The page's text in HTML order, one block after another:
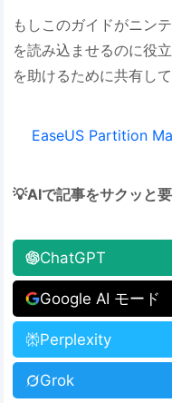
もしこのガイドがニン
を読み込ませるのに役
を助けるために共有し
EaseUS Partition
💡AIで記事をサクッと
ChatGPT
Google AI モード
Perplexity
Grok